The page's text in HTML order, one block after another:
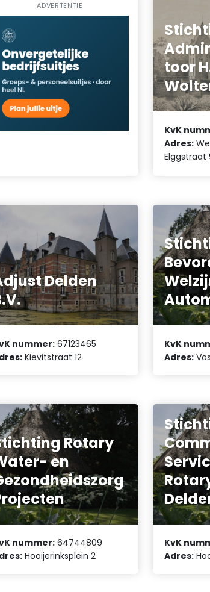
ADVERTENTIE
toor
KvK
Adres:
Elggstraat
Delden
nummer: 67123465
Kievitstraat 12
KvK
Adres:
Rotary
en
nummer: 64744809
Hooijerinksplein 2
KvK
Adres: